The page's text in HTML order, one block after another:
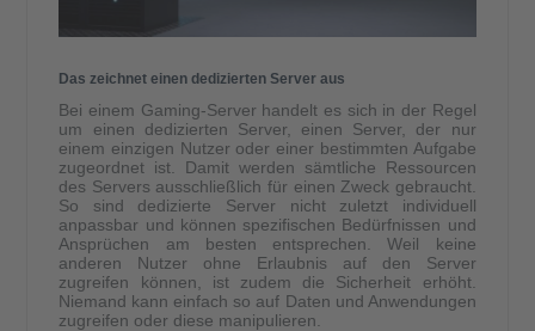
Das zeichnet einen dedizierten Server aus
Bei einem Gaming-Server handelt es sich in der Regel
um einen dedizierten Server, einen Server, der nur
einem einzigen Nutzer oder einer bestimmten Aufgabe
zugeordnet ist. Damit werden sämtliche Ressourcen
des Servers ausschließlich für einen Zweck gebraucht.
So sind dedizierte Server nicht zuletzt individuell
anpassbar und können spezifischen Bedürfnissen und
Ansprüchen am besten entsprechen. Weil keine
anderen Nutzer ohne Erlaubnis auf den Server
zugreifen können, ist zudem die Sicherheit erhöht.
Niemand kann einfach so auf Daten und Anwendungen
zugreifen oder diese manipulieren.